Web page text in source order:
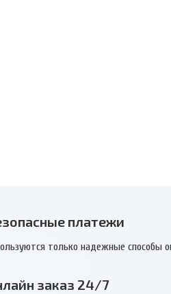
платежи
только надежные способы
заказ 24/7